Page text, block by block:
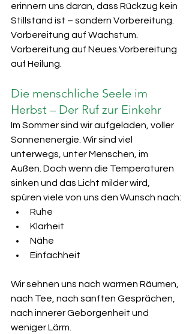
erinnern uns daran, dass Rückzug kein
Stillstand ist – sondern Vorbereitung.
Vorbereitung auf Wachstum.
Vorbereitung auf Neues.Vorbereitung
auf Heilung.
Die menschliche Seele im
Herbst – Der Ruf zur Einkehr
Im Sommer sind wir aufgeladen, voller
Sonnenenergie. Wir sind viel
unterwegs, unter Menschen, im
Außen. Doch wenn die Temperaturen
sinken und das Licht milder wird,
spüren viele von uns den Wunsch nach:
Ruhe
Klarheit
Nähe
Einfachheit
Wir sehnen uns nach warmen Räumen,
nach Tee, nach sanften Gesprächen,
nach innerer Geborgenheit und
weniger Lärm.